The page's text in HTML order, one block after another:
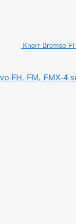
Knorr-Bremse
FH, FM, FMX-4